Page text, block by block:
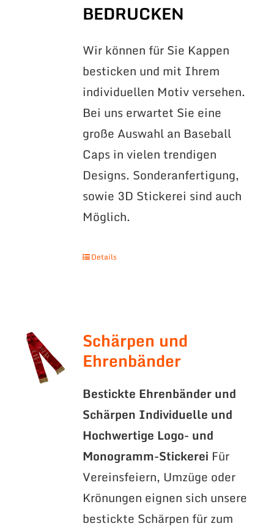
BEDRUCKEN
Wir können für Sie Kappen
besticken und mit Ihrem
individuellen Motiv versehen.
Bei uns erwartet Sie eine
große Auswahl an Baseball
Caps in vielen trendigen
Designs. Sonderanfertigung,
sowie 3D Stickerei sind auch
Möglich.
Details
Schärpen und
Ehrenbänder
Bestickte Ehrenbänder und
Schärpen Individuelle und
Hochwertige Logo- und
Monogramm-Stickerei Für
Vereinsfeiern, Umzüge oder
Krönungen eignen sich unsere
bestickte Schärpen für zum